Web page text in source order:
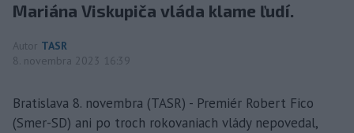
Mariána Viskupiča vláda klame ľudí.
Autor TASR
8. novembra 2023 16:39
Bratislava 8. novembra (TASR) - Premiér Robert Fico
(Smer-SD) ani po troch rokovaniach vlády nepovedal,